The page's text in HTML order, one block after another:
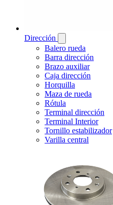
Dirección
Balero rueda
Barra dirección
Brazo auxiliar
Caja dirección
Horquilla
Maza de rueda
Rótula
Terminal dirección
Terminal Interior
Tornillo estabilizador
Varilla central